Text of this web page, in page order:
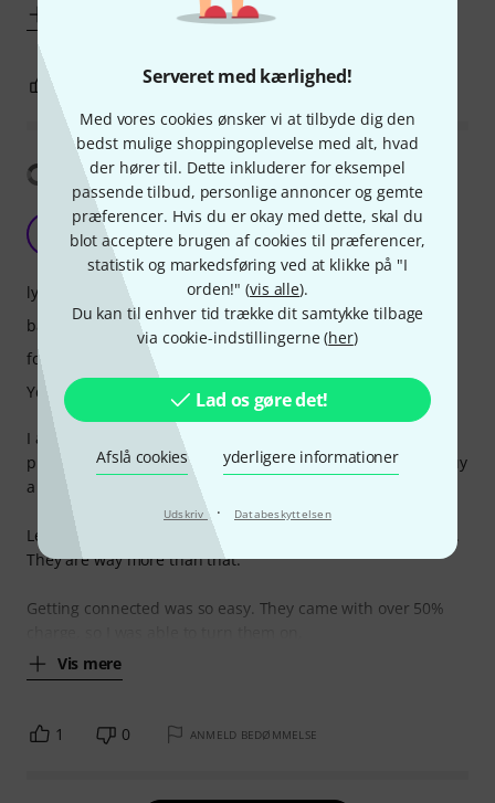
Serveret med kærlighed!
Med vores cookies ønsker vi at tilbyde dig den
bedst mulige shoppingoplevelse med alt, hvad
der hører til. Dette inkluderer for eksempel
passende tilbud, personlige annoncer og gemte
præferencer. Hvis du er okay med dette, skal du
blot acceptere brugen af cookies til præferencer,
statistik og markedsføring ved at klikke på "I
orden!" (vis alle).
Du kan til enhver tid trække dit samtykke tilbage
via cookie-indstillingerne (her)
Lad os gøre det!
Afslå cookies yderligere informationer
Udskriv · Databeskyttelsen
ANMELD BEDØMMELSE
Vis oversættelse
Ideal for basic use
tteeem 08.11.2024
I always found that in-ear earbuds often hurt my ear after
prolonged use, so I finally decided to bite the bullet and buy
a semi-decent pair of over-ear headphones.
Let's just say I was wrong about these being "semi-decent".
They are way more than that.
Getting connected was so easy. They came with over 50%
Vis mere
lyd
bærekomfort
forarbejdning
Ydere støj isolation
1 0 ANMELD BEDØMMELSE